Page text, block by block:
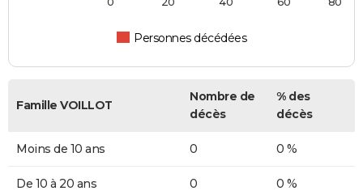
Personnes décédées
Famille VOILLOT
Nombre de
décès
% des
décès
Moins de 10 ans 0 0 %
De 10 à 20 ans 0 0 %